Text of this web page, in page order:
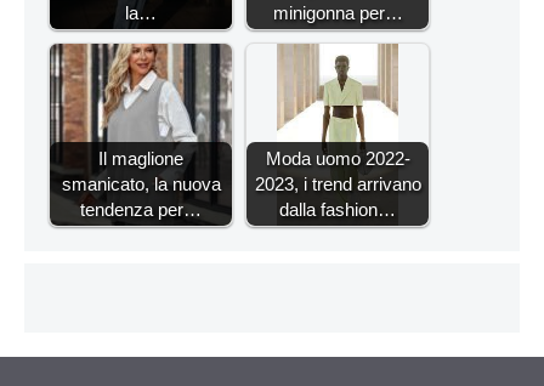
la…
minigonna per…
Il maglione
smanicato, la nuova
tendenza per…
Moda uomo 2022-
2023, i trend arrivano
dalla fashion…